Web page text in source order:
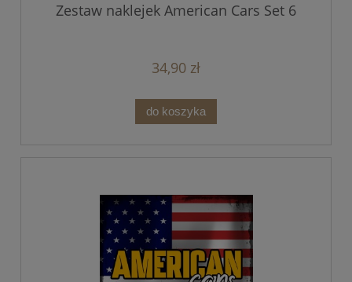
Zestaw naklejek American Cars Set 6
34,90 zł
do koszyka